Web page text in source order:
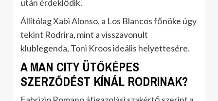
után érdeklődik.
Állítólag Xabi Alonso, a Los Blancos főnöke úgy
tekint Rodrira, mint a visszavonult
klublegenda, Toni Kroos ideális helyettesére.
A MAN CITY ÜTŐKÉPES
SZERZŐDÉST KÍNÁL RODRINAK?